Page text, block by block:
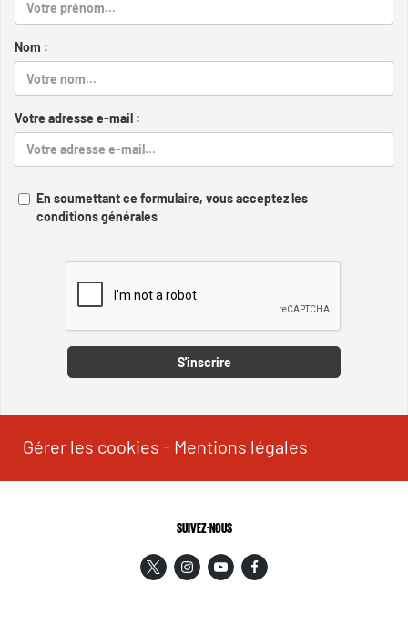
Nom :
Votre adresse e-mail :
En soumettant ce formulaire, vous acceptez les
conditions générales
S'inscrire
Gérer les cookies - Mentions légales
SUIVEZ-NOUS